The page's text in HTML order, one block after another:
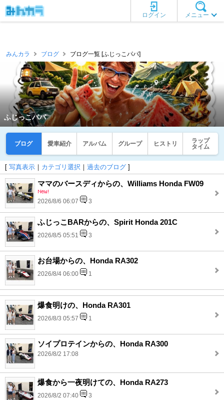
メニュー
ログイン
みんカラ ブログ ブログ一覧 [ふじっこパパ]
ふじっこパパ
ブログ 愛車紹介 アルバム グループ ヒストリ
ラップ
タイム
[ 写真表示 ｜ カテゴリ選択 ｜ 過去のブログ ]
ママのバースディからの、Williams Honda FW09
2026/8/6 06:07 3
ふじっこBARからの、Spirit Honda 201C
2026/8/5 05:51 3
お台場からの、Honda RA302
2026/8/4 06:00 1
爆食明けの、Honda RA301
2026/8/3 05:57 1
ソイプロテインからの、Honda RA300
2026/8/2 17:08
爆食から一夜明けての、Honda RA273
2026/8/2 07:40 3